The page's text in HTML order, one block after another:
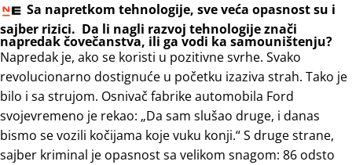
Sa napretkom tehnologije, sve veća opasnost su i
sajber rizici. Da li nagli razvoj tehnologije znači
napredak čovečanstva, ili ga vodi ka samouništenju?
Napredak je, ako se koristi u pozitivne svrhe. Svako
revolucionarno dostignuće u početku izaziva strah. Tako je
bilo i sa strujom. Osnivač fabrike automobila Ford
svojevremeno je rekao: „Da sam slušao druge, i danas
bismo se vozili kočijama koje vuku konji.“ S druge strane,
sajber kriminal je opasnost sa velikom snagom: 86 odsto